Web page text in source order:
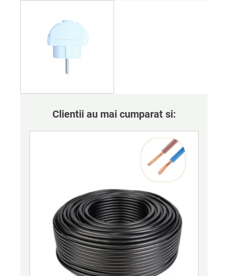
Clientii au mai cumparat si: